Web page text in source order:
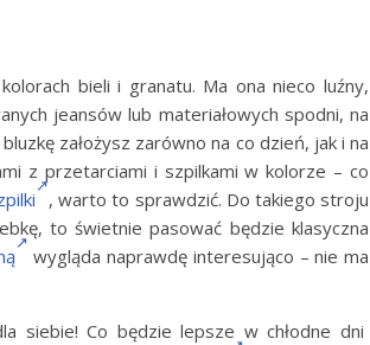
bieli i granatu. Ma ona nieco luźny,
jeansów lub materiałowych spodni, na
założysz zarówno na co dzień, jak i na
z przetarciami i szpilkami w kolorze – co
, warto to sprawdzić. Do takiego stroju
to świetnie pasować będzie klasyczna
wygląda naprawdę interesująco – nie ma
siebie! Co będzie lepsze w chłodne dni